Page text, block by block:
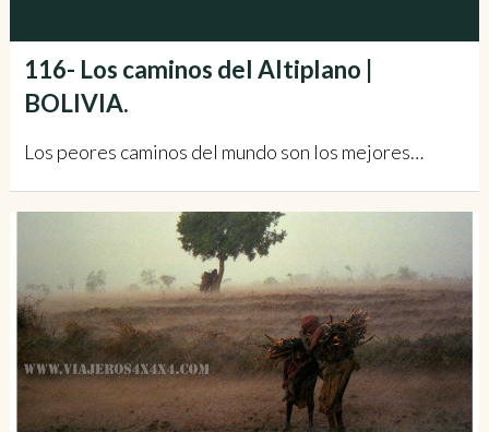
116- Los caminos del Altiplano |
BOLIVIA.
Los peores caminos del mundo son los mejores…